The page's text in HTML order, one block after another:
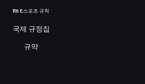
R6 E스포츠 규칙
국제 규정집
규약